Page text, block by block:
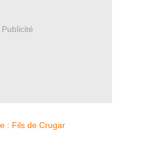
Publicité